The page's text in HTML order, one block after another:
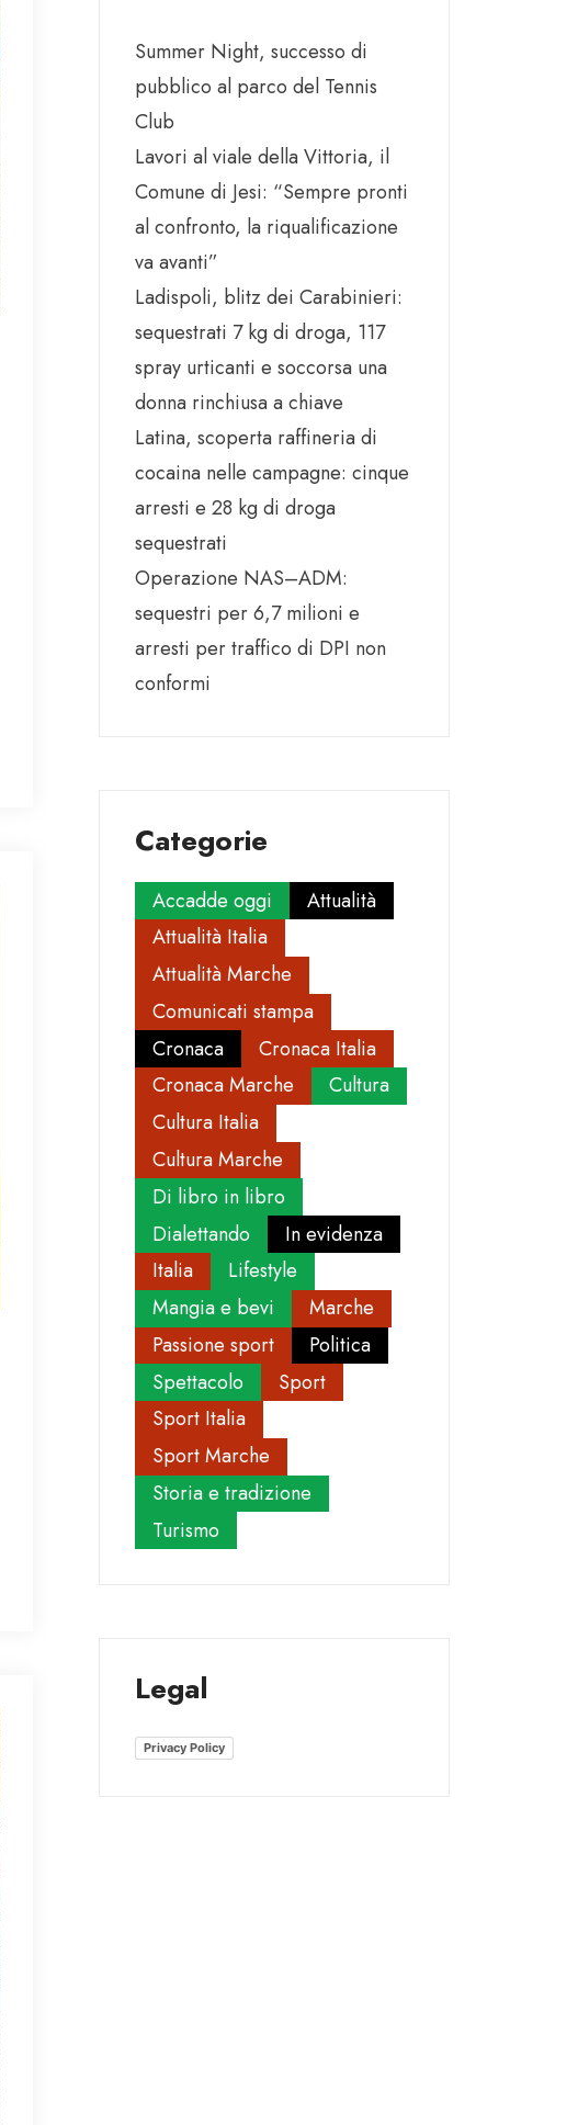
Summer Night, successo di
pubblico al parco del Tennis
Club
Lavori al viale della Vittoria, il
Comune di Jesi: “Sempre pronti
al confronto, la riqualificazione
va avanti”
Ladispoli, blitz dei Carabinieri:
sequestrati 7 kg di droga, 117
spray urticanti e soccorsa una
donna rinchiusa a chiave
Latina, scoperta raffineria di
cocaina nelle campagne: cinque
arresti e 28 kg di droga
sequestrati
Operazione NAS–ADM:
sequestri per 6,7 milioni e
arresti per traffico di DPI non
conformi
Categorie
Accadde oggi
Attualità
Attualità Italia
Attualità Marche
Comunicati stampa
Cronaca
Cronaca Italia
Cronaca Marche
Cultura
Cultura Italia
Cultura Marche
Di libro in libro
Dialettando
In evidenza
Italia
Lifestyle
Mangia e bevi
Marche
Passione sport
Politica
Spettacolo
Sport
Sport Italia
Sport Marche
Storia e tradizione
Turismo
Legal
Privacy Policy